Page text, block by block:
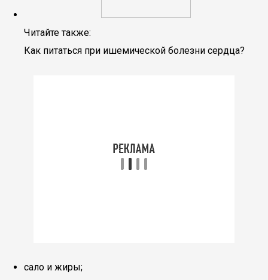
Читайте также:
Как питаться при ишемической болезни сердца?
сало и жиры;